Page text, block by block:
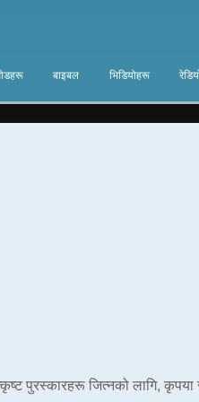
बाइबल भिडियोहरू
पुरस्कारहरू जित्नको लागि,